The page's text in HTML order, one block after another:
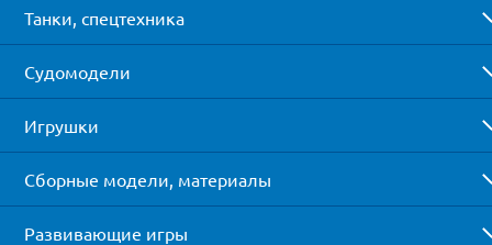
Танки, спецтехника
Судомодели
Игрушки
Сборные модели, материалы
Развивающие игры